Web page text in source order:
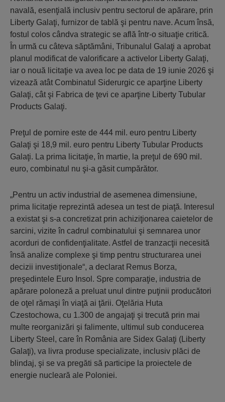
navală, esenţială inclusiv pentru sectorul de apărare, prin
Liberty Galaţi, furnizor de tablă şi pentru nave. Acum însă,
fostul colos cândva strategic se află într-o situaţie critică.
În urmă cu câteva săptămâni, Tribunalul Galaţi a aprobat
planul modificat de valo­rificare a acti­velor Liberty Galaţi,
iar o nouă licitaţie va avea loc pe data de 19 iunie 2026 şi
vizează atât Combinatul Siderurgic ce apar­ţi­ne Liberty
Galaţi, cât şi Fabrica de ţevi ce aparţine Liberty Tubular
Products Galaţi.
Preţul de por­nire este de 444 mil. euro pentru Liberty
Galaţi şi 18,9 mil. euro pentru Liberty Tubular Products
Galaţi. La prima licitaţie, în martie, la preţul de 690 mil.
euro, combinatul nu şi-a găsit cumpărător.
„Pentru un ac­tiv indus­trial de ase­menea dimensiu­ne,
prima licitaţie reprezintă adesea un test de piaţă. Inte­resul
a existat şi s-a concre­tizat prin achizi­ţio­narea caie­telor de
sar­cini, vizite în ca­drul com­binatului şi semna­rea unor
acorduri de confi­den­ţialitate. Astfel de tran­zac­ţii necesită
însă ana­lize com­ple­xe şi timp pentru struc­turarea unei
decizii investiţionale“, a declarat Remus Borza,
preşedintele Euro Insol. Spre compara­ţie, industria de
apărare po­loneză a preluat unul dintre puţinii producători
de oţel rămaşi în viaţă ai ţării. Oţelăria Huta
Czestochowa, cu 1.300 de angajaţi şi trecută prin mai
multe reorganizări şi falimente, ultimul sub con­ducerea
Liberty Steel, care în România are Sidex Galaţi (Liberty
Galaţi), va livra produse specializate, inclusiv plăci de
blindaj, şi se va pregăti să participe la proiectele de
energie nucleară ale Poloniei.